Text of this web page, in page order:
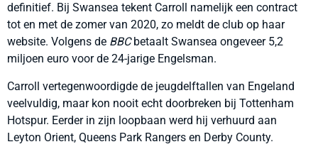
definitief. Bij Swansea tekent Carroll namelijk een contract
tot en met de zomer van 2020, zo meldt de club op haar
website. Volgens de BBCbetaalt Swansea ongeveer 5,2
miljoen euro voor de 24-jarige Engelsman.
Carroll vertegenwoordigde de jeugdelftallen van Engeland
veelvuldig, maar kon nooit echt doorbreken bij Tottenham
Hotspur. Eerder in zijn loopbaan werd hij verhuurd aan
Leyton Orient, Queens Park Rangers en Derby County.